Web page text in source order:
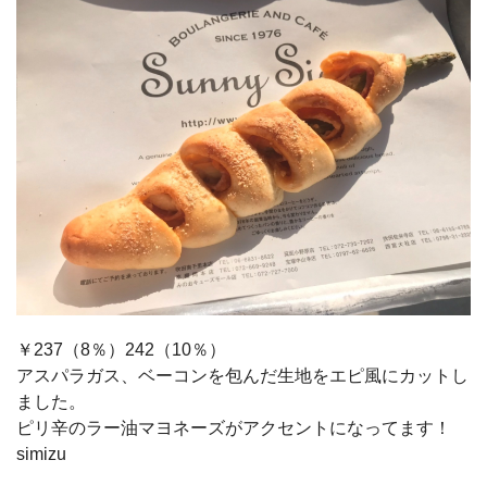
￥237（8％）242（10％）
アスパラガス、ベーコンを包んだ生地をエピ風にカットし
ました。
ピリ辛のラー油マヨネーズがアクセントになってます！
simizu